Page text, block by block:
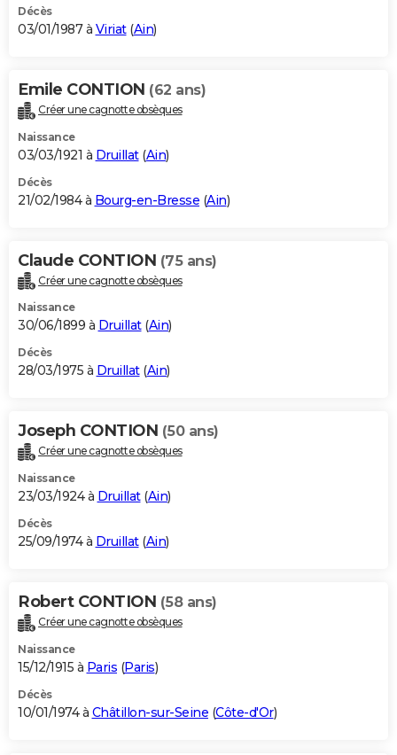
Décès
03/01/1987 à Viriat(Ain)
Emile CONTION (62 ans)
Créer une cagnotte obsèques
Naissance
03/03/1921 à Druillat(Ain)
Décès
21/02/1984 à Bourg-en-Bresse (Ain)
Claude CONTION (75 ans)
Créer une cagnotte obsèques
Naissance
30/06/1899 à Druillat(Ain)
Décès
28/03/1975 à Druillat(Ain)
Joseph CONTION (50 ans)
Créer une cagnotte obsèques
Naissance
23/03/1924 à Druillat(Ain)
Décès
25/09/1974 à Druillat(Ain)
Robert CONTION (58 ans)
Créer une cagnotte obsèques
Naissance
15/12/1915 à Paris (Paris)
Décès
10/01/1974 à Châtillon-sur-Seine (Côte-d'Or)